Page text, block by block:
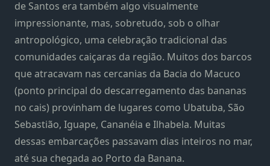
de Santos era também algo visualmente
impressionante, mas, sobretudo, sob o olhar
antropológico, uma celebração tradicional das
comunidades caiçaras da região. Muitos dos barcos
que atracavam nas cercanias da Bacia do Macuco
(ponto principal do descarregamento das bananas
no cais) provinham de lugares como Ubatuba, São
Sebastião, Iguape, Cananéia e Ilhabela. Muitas
dessas embarcações passavam dias inteiros no mar,
até sua chegada ao Porto da Banana.